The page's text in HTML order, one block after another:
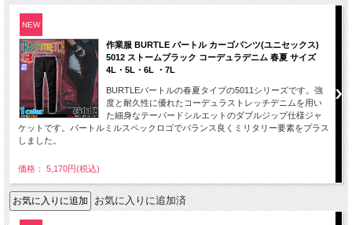
NEW
作業服 BURTLE バートル カーゴパンツ(ユニセックス)
5012 ストームブラック コーデュラデニム 春夏 サイズ
4L・5L・6L ・7L
BURTLEバートルの春夏タイプの5011シリーズです。強
度と耐久性に優れたコーデュラストレッチデニムを用い
た細身なテーパードシルエットのダブルジップ仕様ジャ
ケットです。バートルミルスペックロゴでバランス良くミリタリー要素をプラス
しました。
価格： 5,170円(税込)
お気に入りに追加済